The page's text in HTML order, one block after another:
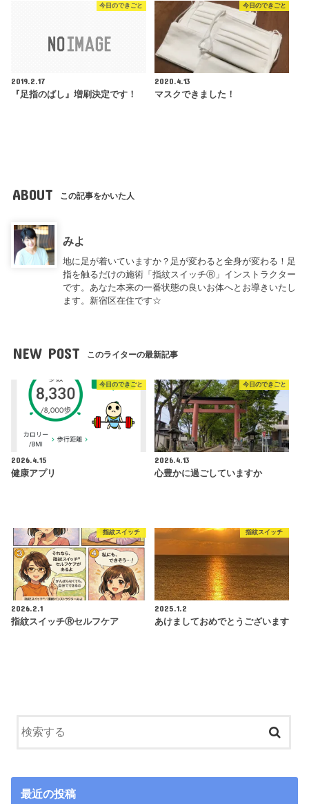
今日のできごと
2019.2.17
『足指のばし』増刷決定です！
今日のできごと
2020.4.13
マスクできました！
ABOUT この記事をかいた人
みよ
地に足が着いていますか？足が変わると全身が変わる！足
指を触るだけの施術「指紋スイッチⓇ」インストラクター
です。あなた本来の一番状態の良いお体へとお導きいたし
ます。新宿区在住です☆
NEW POST このライターの最新記事
今日のできごと
2026.4.15
健康アプリ
今日のできごと
2026.4.13
心豊かに過ごしていますか
指紋スイッチ
2026.2.1
指紋スイッチⓇセルフケア
指紋スイッチ
2025.1.2
あけましておめでとうございます
最近の投稿